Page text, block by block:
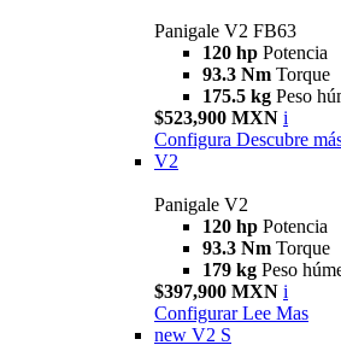
Panigale V2 FB63
120 hp Potencia
93.3 Nm Torque
175.5 kg Peso
$523,900 MXN i
Configura Descubre
V2
Panigale V2
120 hp Potencia
93.3 Nm Torque
179 kg Peso
$397,900 MXN i
Configurar Lee Mas
new V2 S